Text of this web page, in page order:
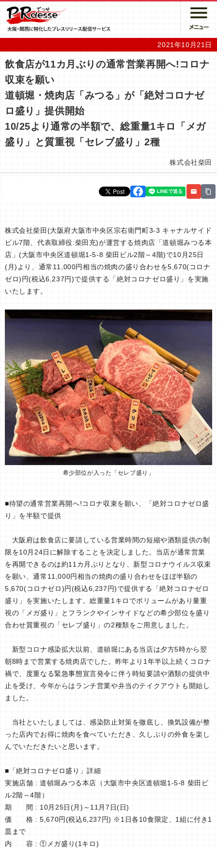
2021年10月21日
飲食店が11カ月ぶりの通常営業再開へ!コロナ
収束を願い
道頓堀・焼肉店「みつる」が「絶対コロナゼ
ロ盛り」提供開始
10/25より通常の半額で、総重量1キロ「メガ
盛り」と質重視「セレブ盛り」2種
株式会社柴田
株式会社柴田(大阪府大阪市中央区宗右衛門町3-3 キャナルサイド
ビル7階、代表取締役:柴田充)が運営する焼肉店「道頓堀みつる本
店」(大阪市中央区道頓堀1-5-8 柴田ビル2階～4階)で10月25日
(月)より、通常11,000円相当の焼肉の盛り合わせを5,670(コロナ
ゼロ)円(税込6,237円)で提供する「絶対コロナゼロ盛り」を実施
いたします。
希少部位が入った「セレブ盛り」
■待望の通常営業再開へ!コロナ収束を願い、「絶対コロナゼロ盛
り」を半額で提供
大阪府は飲食店に要請している営業時間の短縮や酒類提供の制
限を10月24日に解除することを決定しました。当店が通常営業
を再開できるのは約11カ月ぶりとなり、新型コロナウイルス収束
を願い、通常11,000円相当の焼肉の盛り合わせをほぼ半額の
5,670(コロナゼロ)円(税込6,237円)で提供する「絶対コロナゼロ
盛り」を実施いたします。総重量1キロでボリュームがあり量重
視の「メガ盛り」とフランクやインサイドなどの希少部位を盛り
合わせ質重視の「セレブ盛り」の2種類をご用意しました。
新型コロナ感染拡大以前、道頓堀にある当店は夕方5時から翌
朝8時まで営業する焼肉店でした。昨年より1年半以上続くコロナ
禍で、度重なる緊急事態宣言発令に伴う時短要請や酒類の提供中
止を受け、今年からはランチ営業や弁当のテイクアウトも開始し
ました。
当社といたしましては、感染防止対策を徹底し、換気設備が整
った店内でお得に焼肉を食べていただき、久しぶりの外食を楽し
んでいただきたいと思います。
■「絶対コロナゼロ盛り」詳細
実施店舗 : 道頓堀みつる本店（大阪市中央区道頓堀1-5-8 柴田ビ
ル2階～4階）
期 間 : 10月25日(月)～11月7日(日)
価 格 : 5,670円(税込6,237円) ※1日各10食限定、1組に付き1
皿まで
内 容 : ①メガ盛り(1キロ)